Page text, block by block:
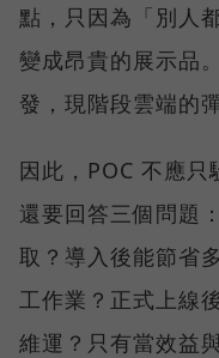
點，只因為「別人
變成昂貴的展示品
發，現階段雲端的
因此，POC 不應只
還要回答三個問題
取？導入後能節省
工作業？正式上線
維運？只有當效益